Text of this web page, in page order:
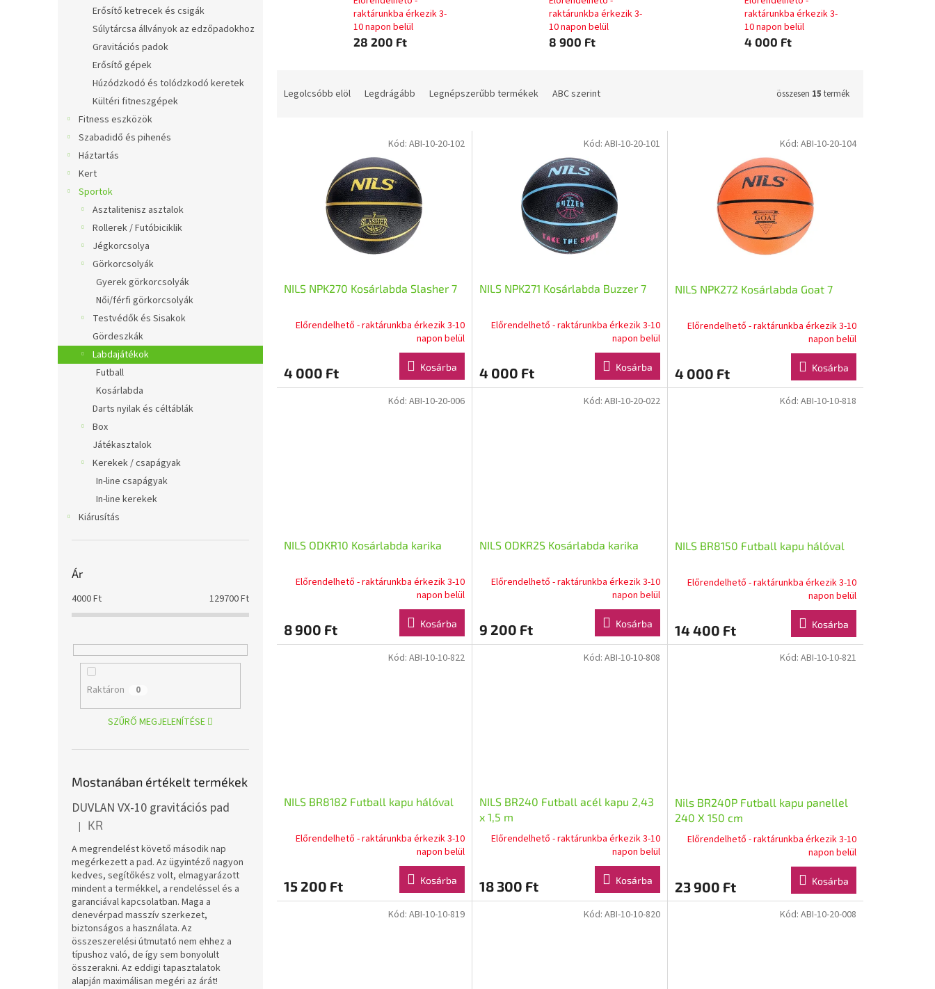
Erősítő ketrecek és csigák
Súlytárcsa állványok az edzőpadokhoz
Gravitációs padok
Erősítő gépek
Húzódzkodó és tolódzkodó keretek
Kültéri fitneszgépek
Fitness eszközök
Szabadidő és pihenés
Háztartás
Kert
Sportok
Asztalitenisz asztalok
Rollerek / Futóbiciklik
Jégkorcsolya
Görkorcsolyák
Gyerek görkorcsolyák
Női/férfi görkorcsolyák
Testvédők és Sisakok
Gördeszkák
Labdajátékok
Futball
Kosárlabda
Darts nyilak és céltáblák
Box
Játékasztalok
Kerekek / csapágyak
In-line csapágyak
In-line kerekek
Kiárusítás
Ár
4000Ft 129700Ft
Raktáron 0
SZŰRŐ MEGJELENÍTÉSE
Mostanában értékelt termékek
DUVLAN VX-10 gravitációs pad
A termék értékelése 5-ből 5 csillag.
| KR
A megrendelést követő második nap
megérkezett a pad. Az ügyintéző nagyon
kedves, segítőkész volt, elmagyarázott
mindent a termékkel, a rendeléssel és a
garanciával kapcsolatban. Maga a
denevérpad masszív szerkezet,
biztonságos a használata. Az
összeszerelési útmutató nem ehhez a
típushoz való, de így sem bonyolult
összerakni. Az eddigi tapasztalatok
alapján maximálisan megéri az árát!
raktárunkba érkezik 3-
10 napon belül
28 200 Ft
raktárunkba érkezik 3-
10 napon belül
8 900 Ft
raktárunkba érkezik 3-
10 napon belül
4 000 Ft
Legolcsóbb elöl Legdrágább Legnépszerűbb termékek ABC szerint összesen 15 termék
NILS NPK270 Kosárlabda Slasher 7
Előrendelhető - raktárunkba érkezik 3-10
napon belül
4 000 Ft Kosárba
Kód: ABI-10-20-102
NILS NPK271 Kosárlabda Buzzer 7
Előrendelhető - raktárunkba érkezik 3-10
napon belül
4 000 Ft Kosárba
Kód: ABI-10-20-101
NILS NPK272 Kosárlabda Goat 7
Előrendelhető - raktárunkba érkezik 3-10
napon belül
4 000 Ft Kosárba
Kód: ABI-10-20-104
NILS ODKR10 Kosárlabda karika
Előrendelhető - raktárunkba érkezik 3-10
napon belül
8 900 Ft Kosárba
Kód: ABI-10-20-006
NILS ODKR2S Kosárlabda karika
Előrendelhető - raktárunkba érkezik 3-10
napon belül
9 200 Ft Kosárba
Kód: ABI-10-20-022
NILS BR8150 Futball kapu hálóval
Előrendelhető - raktárunkba érkezik 3-10
napon belül
14 400 Ft Kosárba
Kód: ABI-10-10-818
NILS BR8182 Futball kapu hálóval
Előrendelhető - raktárunkba érkezik 3-10
napon belül
15 200 Ft Kosárba
Kód: ABI-10-10-822
NILS BR240 Futball acél kapu 2,43
x 1,5 m
Előrendelhető - raktárunkba érkezik 3-10
napon belül
18 300 Ft Kosárba
Kód: ABI-10-10-808
Nils BR240P Futball kapu panellel
240 X 150 cm
Előrendelhető - raktárunkba érkezik 3-10
napon belül
23 900 Ft Kosárba
Kód: ABI-10-10-821
Kód: ABI-10-10-819 Kód: ABI-10-10-820 Kód: ABI-10-20-008